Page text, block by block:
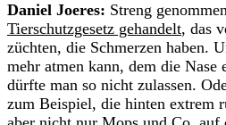
Daniel Joeres: Streng
Tierschutzgesetz gehandelt, das
züchten, die Schmerzen haben.
mehr atmen kann, dem die Nase
dürfte man so nicht zulassen.
zum Beispiel, die hinten extrem